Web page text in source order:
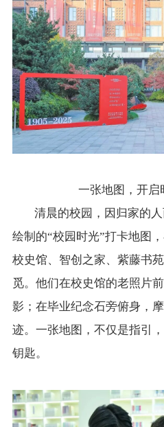
一张地图，开启
清晨的校园，因归家的人
绘制的“校园时光”打卡地图
校史馆、智创之家、紫藤书
觅。他们在校史馆的老照片
影；在毕业纪念石旁俯身，
迹。一张地图，不仅是指引
钥匙。